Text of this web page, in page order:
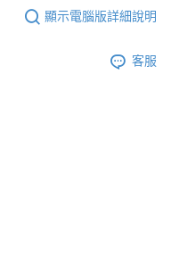
顯示電腦版詳細說明
客服